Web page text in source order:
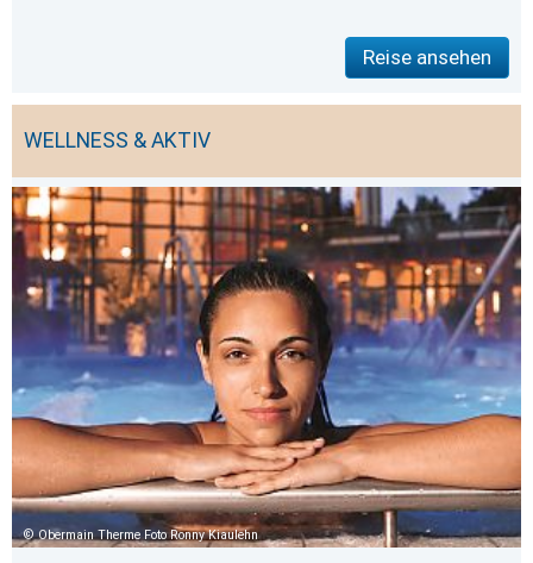
Reise ansehen
WELLNESS & AKTIV
Obermain Therme Foto Ronny Kiaulehn